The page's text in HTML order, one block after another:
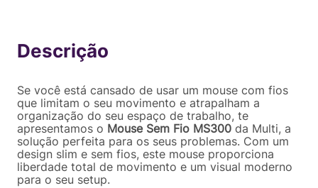
R$16,90
16,
Se você está cansado de usar um mouse com fios
que limitam o seu movimento e atrapalham a
organização do seu espaço de trabalho, te
apresentamos o Mouse Sem Fio MS300 da Multi, a
solução perfeita para os seus problemas. Com um
design slim e sem fios, este mouse proporciona
liberdade total de movimento e um visual moderno
para o seu setup.